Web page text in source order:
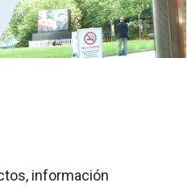
información